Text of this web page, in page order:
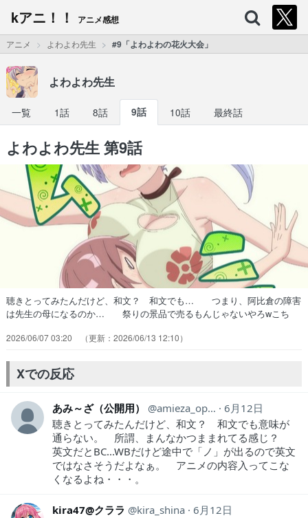
kアニ！！ アニメ感想
アニメ よわよわ先生 #9「よわよわの花火大会」
よわよわ先生
一覧 1話 8話 9話 10話 最終話
よわよわ先生 第9話
聴きとってみたんだけど、和文？ 和文でも… つまり、阿比倉の障害
は先生の母になるのか… 祭りの景品で売るもんじゃないやろwこち
ーーーッッッッッッ！！！！！… ドキドキしたし、先生の表情が良す
といると変な気持ちに！その正体は、… 夏祭りで皆んな楽しんでたけ
ど、なんで景品… 鶸村先生の羞恥心バグりすぎてて怖いよなん…
2026/06/07 03:20 2026/06/13 12:10
Xでの反応
あみ～ざ（公開用） amieza_open
6月12日
聴きとってみたんだけど、和文？ 和文でも意味が
通らない。 所謂、まんなかつままれてる感じ？
英文だとBC...WBだけど途中で「ノ」が出るので英文
ではなさそうだよなぁ。 アニメの内容入ってこな
くなるよね・・・。
kira47@クララ kira_shina 6月12日